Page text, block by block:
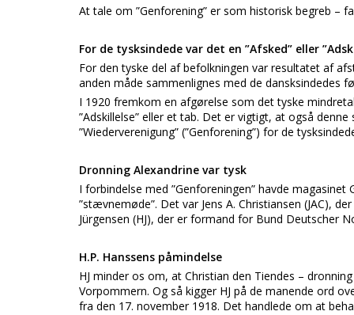
At tale om ”Genforening” er som historisk begreb –
For de tysksindede var det en ”Afsked” eller
For den tyske del af befolkningen var resultatet af
anden måde sammenlignes med de dansksindedes
I 1920 fremkom en afgørelse som det tyske
”Adskillelse” eller et tab. Det er vigtigt, at også
”Wiederverenigung” (”Genforening”) for de
Dronning Alexandrine var tysk
I forbindelse med ”Genforeningen” havde
”stævnemøde”. Det var Jens A. Christiansen (JAC),
Jürgensen (HJ), der er formand for Bund Deutscher
H.P. Hanssens påmindelse
HJ minder os om, at Christian den Tiendes –
Vorpommern. Og så kigger HJ på de manende ord
fra den 17. november 1918. Det handlede om at